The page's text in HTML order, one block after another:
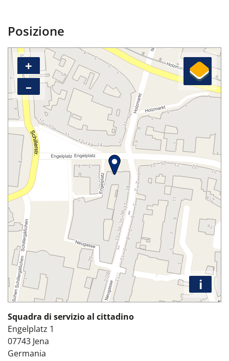
Posizione
+
–
i
Squadra di servizio al cittadino
Engelplatz 1
07743 Jena
Germania